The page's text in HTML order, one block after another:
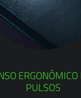
ERGONÔMICO
PULSOS